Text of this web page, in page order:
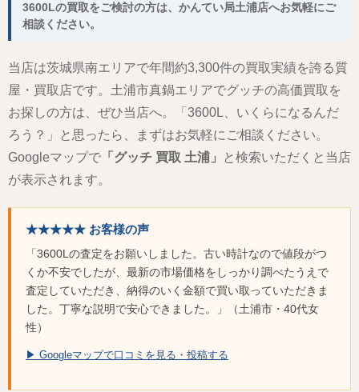
3600Lの買取をご検討の方は、かんてい局土浦店へお気軽にご
相談ください。
当店は茨城県南エリアで年間約3,300件の買取実績を誇る質
屋・買取店です。土浦市真鍋エリアでグッチの高価買取を
お探しの方は、ぜひ当店へ。「3600L、いくらになるんだ
ろう？」と思ったら、まずはお気軽にご相談ください。
Googleマップで 「グッチ 買取 土浦」
と検索いただくと当店
が表示されます。
★★★★★ お客様の声
「3600Lの査定をお願いしました。古い時計なので値段がつ
くか不安でしたが、最新の市場価格をしっかり調べたうえで
査定していただき、納得のいく金額で買い取っていただきま
した。丁寧な説明で安心できました。」（土浦市・40代女
性）
▶ Googleマップで口コミを見る・投稿する